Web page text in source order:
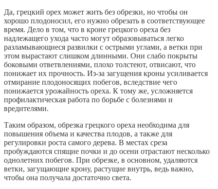
Да, грецкий орех может жить без обрезки, но чтобы он
хорошо плодоносил, его нужно обрезать в соответствующее
время. Дело в том, что в кроне грецкого ореха без
надлежащего ухода часто могут образовываться легко
разламывающиеся развилки с острыми углами, а ветки при
этом вырастают слишком длинными. Они слабо покрыты
боковыми ответвлениями, плохо толстеют, отвисают, что
понижает их прочность. Из-за загущения кроны усиливается
отмирание плодоносящих побегов, вследствие чего
понижается урожайность ореха. К тому же, усложняется
профилактическая работа по борьбе с болезнями и
вредителями.
Таким образом, обрезка грецкого ореха необходима для
повышения объема и качества плодов, а также для
регулировки роста самого дерева. В местах среза
пробуждаются спящие почки и до осени отрастают несколько
однолетних побегов. При обрезке, в основном, удаляются
ветки, загущающие крону, растущие внутрь, ведь важно,
чтобы она получала достаточно света.